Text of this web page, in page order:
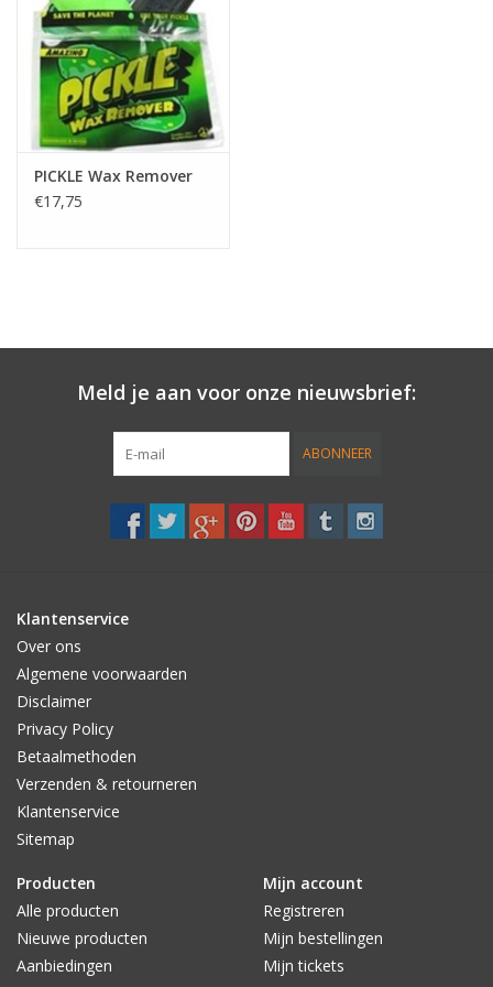
Accessories
Women
MenPICKLE Wax Remover
€17,75
Meld je aan voor onze nieuwsbrief:
ABONNEER
Klantenservice
Over ons
Algemene voorwaarden
Disclaimer
Privacy Policy
Betaalmethoden
Verzenden & retourneren
Klantenservice
Sitemap
Producten
Alle producten
Nieuwe producten
Aanbiedingen
Mijn account
Registreren
Mijn bestellingen
Mijn tickets